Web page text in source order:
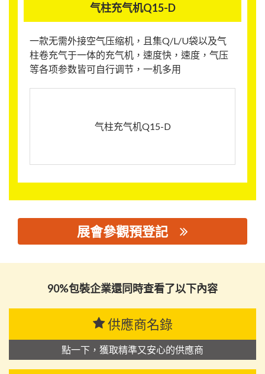
气柱充气机Q15-D
一款无需外接空气压缩机，且集Q/L/U袋以及气
柱卷充气于一体的充气机，速度快，速度，气压
等各项参数皆可自行调节，一机多用
气柱充气机Q15-D
展會參觀預登記
90%包裝企業還同時查看了以下內容
供應商名錄
點一下，獲取精準又安心的供應商